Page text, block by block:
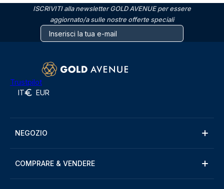
ISCRIVITI alla newsletter GOLD AVENUE per essere
aggiornato/a sulle nostre offerte speciali
Trustpilot
IT EUR
NEGOZIO
COMPRARE & VENDERE